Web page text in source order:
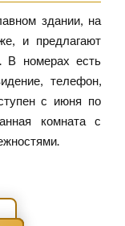
здании, на
и предлагают
В номерах есть
телефон,
с июня по
комната с